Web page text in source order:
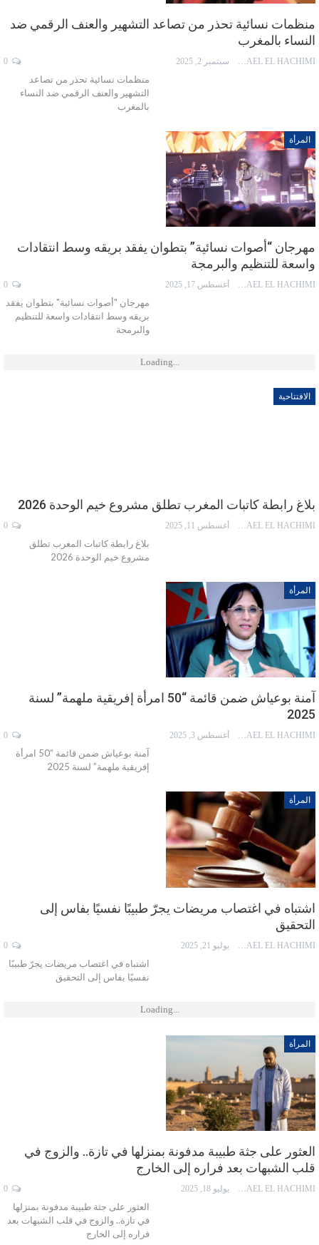
منظمات نسائية تحذر من تصاعد التشهير والعنف الرقمي ضد
النساء بالمغرب
ISMAEL EL HACHIMI سبتمبر 2, 2025
منظمات نسائية تحذر من تصاعد
التشهير والعنف الرقمي ضد النساء
بالمغرب
المرأة
مهرجان “أصوات نسائية” بتطوان يفقد بريقه وسط انتقادات
واسعة للتنظيم والبرمجة
ISMAEL EL HACHIMI أغسطس 17, 2025
مهرجان "أصوات نسائية" بتطوان يفقد
بريقه وسط انتقادات واسعة للتنظيم
والبرمجة
Loading...
الافتتاحية
بلاغ رابطة كاتبات المغرب تطلق مشروع خيم الوحدة 2026
أغسطس 11, 2025
بلاغ رابطة كاتبات المغرب تطلق
مشروع خيم الوحدة 2026
المرأة
آمنة بوعياش ضمن قائمة “50 امرأة إفريقية ملهمة” لسنة
2025
ISMAEL EL HACHIMI أغسطس 3, 2025
آمنة بوعياش ضمن قائمة “50 امرأة
إفريقية ملهمة” لسنة 2025
المرأة
اشتباه في اغتصاب مريضات يجرّ طبيبًا نفسيًا بفاس إلى
التحقيق
يوليو 21, 2025
اشتباه في اغتصاب مريضات يجرّ طبيبًا
نفسيًا بفاس إلى التحقيق
Loading...
المرأة
العثور على جثة طبيبة مدفونة بمنزلها في تازة.. والزوج في
قلب الشبهات بعد فراره إلى الخارج
ISMAEL EL HACHIMI يوليو 18, 2025
العثور على جثة طبيبة مدفونة بمنزلها
في تازة.. والزوج في قلب الشبهات بعد
فراره إلى الخارج